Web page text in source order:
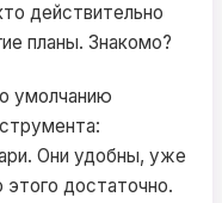
действительно
планы. Знакомо?
умолчанию
Они удобны, уже
достаточно.